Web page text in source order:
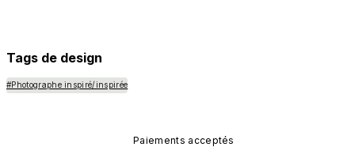
Tags de design
#Photographe inspiré/inspirée
Paiements acceptés